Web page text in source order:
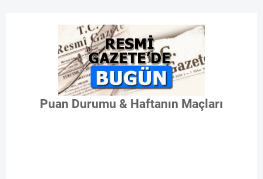
Puan Durumu & Haftanın Maçları